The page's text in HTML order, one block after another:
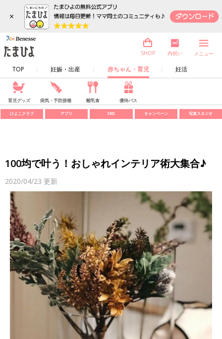
×
TOP 妊娠・出産 赤ちゃん・育児 妊活
SHOP 内祝い メニュー
育児グッズ 病気・予防接種 離乳食 優待パス
ひよこクラブ アプリ SNS キャンペーン 写真スタジオ
100均で叶う！おしゃれインテリア術大集合♪
2020/04/23 更新